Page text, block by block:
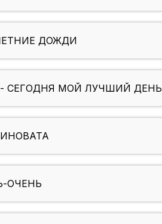
ДОЖДИ
СЕГОДНЯ МОЙ ЛУЧШИЙ ДЕНЬ
ОЧЕНЬ